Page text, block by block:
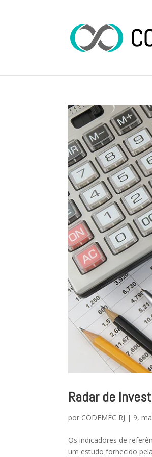
Radar de
por CODEMEC RJ | 9,
Os indicadores de
um estudo fornecido